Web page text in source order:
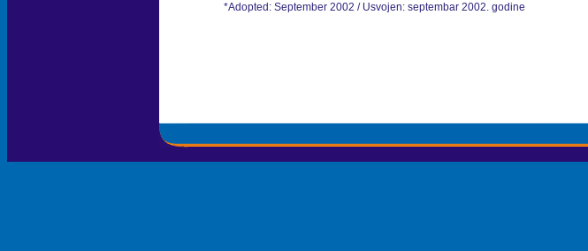
*Adopted: September 2002 / Usvojen: septembar 2002. godine